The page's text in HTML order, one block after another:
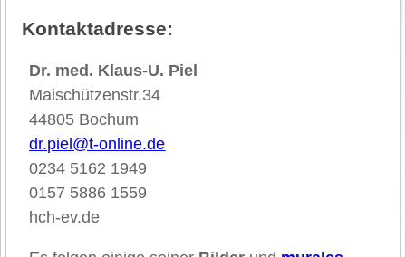
Kontaktadresse:
Dr. med. Klaus-U. Piel
Maischützenstr.34
44805 Bochum
dr.piel@t-online.de
0234 5162 1949
0157 5886 1559
hch-ev.de